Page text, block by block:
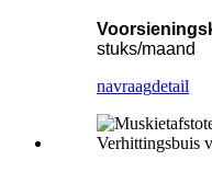
stuks/maand
navraagdetail